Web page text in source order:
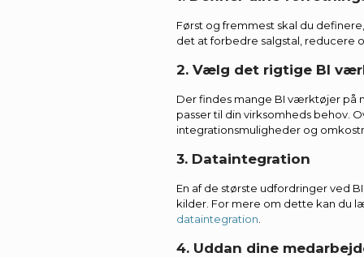
Først og fremmest skal du
det at forbedre salgstal, reducere
2. Vælg det rigtige BI
Der findes mange BI værktøjer på
passer til din virksomheds behov.
integrationsmuligheder og
3. Dataintegration
En af de største udfordringer ved
kilder. For mere om dette kan du
dataintegration
4. Uddan dine